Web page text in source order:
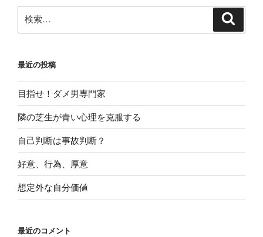
ン
索:
最近の投稿
目指せ！ダメ男専門家
隣の芝生が青い心理を克服する
自己判断は事故判断？
好意、行為、厚意
想定外な自分価値
最近のコメント